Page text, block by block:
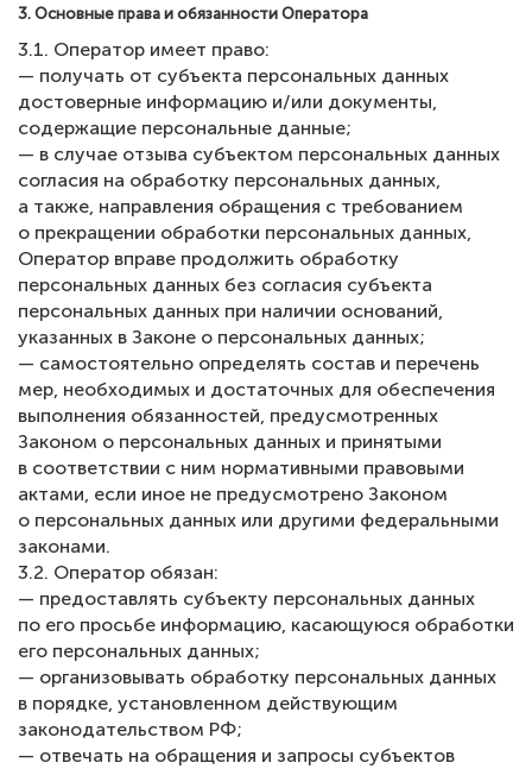
3. Основные права и обязанности Оператора
3.1. Оператор имеет право:
— получать от субъекта персональных данных
достоверные информацию и/или документы,
содержащие персональные данные;
— в случае отзыва субъектом персональных данных
согласия на обработку персональных данных,
а также, направления обращения с требованием
о прекращении обработки персональных данных,
Оператор вправе продолжить обработку
персональных данных без согласия субъекта
персональных данных при наличии оснований,
указанных в Законе о персональных данных;
— самостоятельно определять состав и перечень
мер, необходимых и достаточных для обеспечения
выполнения обязанностей, предусмотренных
Законом о персональных данных и принятыми
в соответствии с ним нормативными правовыми
актами, если иное не предусмотрено Законом
о персональных данных или другими федеральными
законами.
3.2. Оператор обязан:
— предоставлять субъекту персональных данных
по его просьбе информацию, касающуюся обработки
его персональных данных;
— организовывать обработку персональных данных
в порядке, установленном действующим
законодательством РФ;
— отвечать на обращения и запросы субъектов